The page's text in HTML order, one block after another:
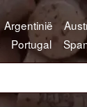
Argentinië
Portugal